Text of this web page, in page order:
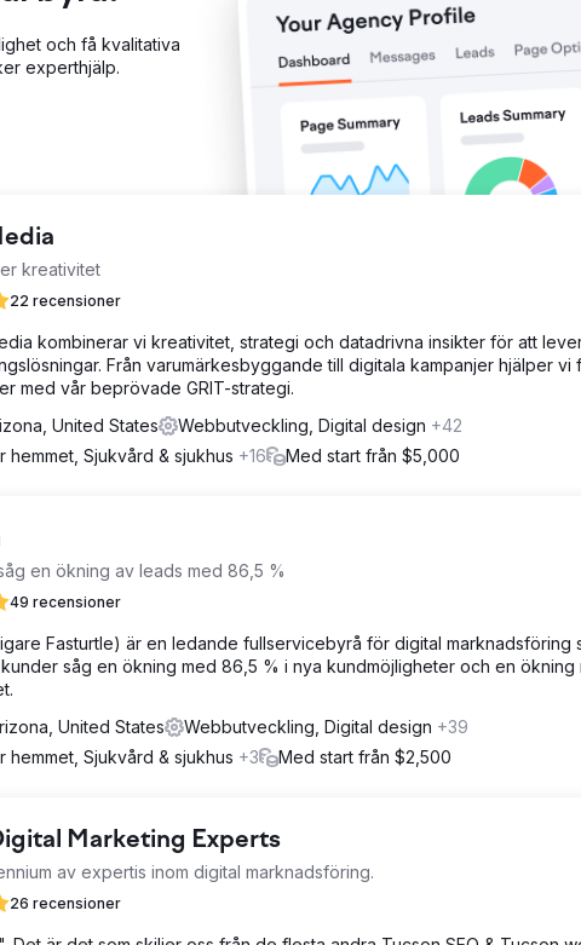
och få kvalitativa
experthjälp.
kreativitet
22 recensioner
kombinerar vi kreativitet, strategi och datadrivna insikter för att
Från varumärkesbyggande till digitala kampanjer hjälper
med vår beprövade GRIT-strategi.
United States
Webbutveckling, Digital design +42
hemmet, Sjukvård & sjukhus +16 Med start från $5,000
en ökning av leads med 86,5 %
49 recensioner
Fasturtle) är en ledande fullservicebyrå för digital marknadsföring
kunder såg en ökning med 86,5 % i nya kundmöjligheter och en
United States
Webbutveckling, Digital design +39
hemmet, Sjukvård & sjukhus +3 Med start från $2,500
Marketing Experts
av expertis inom digital marknadsföring.
26 recensioner